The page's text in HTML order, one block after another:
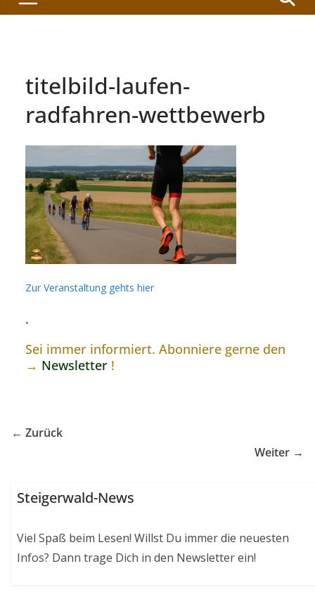
titelbild-laufen-
radfahren-wettbewerb
Zur Veranstaltung gehts hier
.
Sei immer informiert. Abonniere gerne den
→ Newsletter !
← Zurück
Weiter →
Steigerwald-News
Viel Spaß beim Lesen! Willst Du immer die neuesten
Infos? Dann trage Dich in den Newsletter ein!